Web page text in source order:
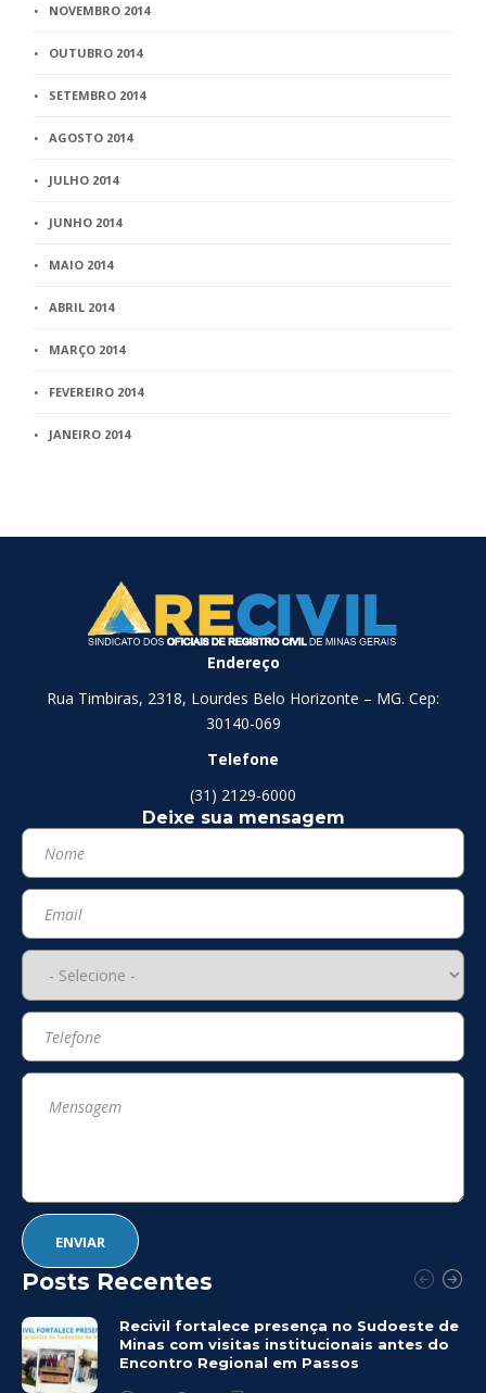
NOVEMBRO 2014
OUTUBRO 2014
SETEMBRO 2014
AGOSTO 2014
JULHO 2014
JUNHO 2014
MAIO 2014
ABRIL 2014
MARÇO 2014
FEVEREIRO 2014
JANEIRO 2014
Endereço
Rua Timbiras, 2318, Lourdes Belo Horizonte – MG. Cep:
30140-069
Telefone
(31) 2129-6000
Deixe sua mensagem
Posts Recentes
Recivil fortalece presença no Sudoeste de
Minas com visitas institucionais antes do
Encontro Regional em Passos